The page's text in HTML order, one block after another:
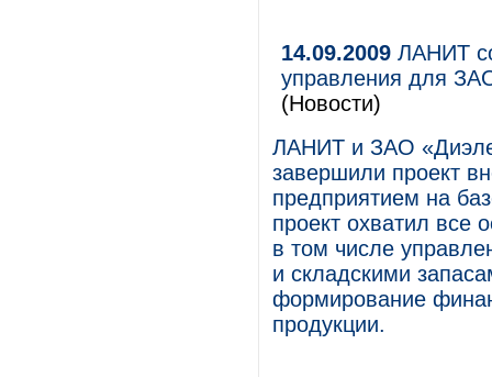
14.09.2009 ЛАНИТ
управления для
(Новости)
ЛАНИТ и ЗАО
завершили проект
предприятием на
проект охватил все
в том числе
и складскими
формирование
продукции.